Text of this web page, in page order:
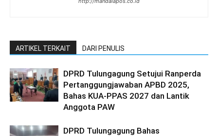
ARTIKEL TERKAIT DARI PENULIS
DPRD Tulungagung Setujui Ranperda
Pertanggungjawaban APBD 2025,
Bahas KUA-PPAS 2027 dan Lantik
Anggota PAW
DPRD Tulungagung Bahas